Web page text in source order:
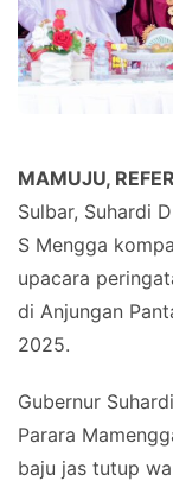
MAMUJU,
Sulbar, Suhardi
S Mengga
upacara
di Anjungan
2025.
Gubernur
Parara
baju jas tutup